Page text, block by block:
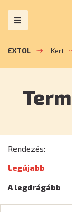
EXTOL Kert
Rendezés:
Legújabb
A legdrágább